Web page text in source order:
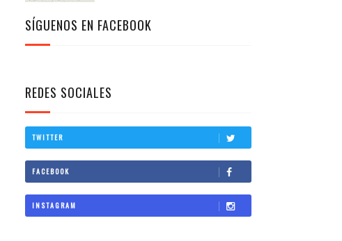
SÍGUENOS EN FACEBOOK
REDES SOCIALES
TWITTER
FACEBOOK
INSTAGRAM